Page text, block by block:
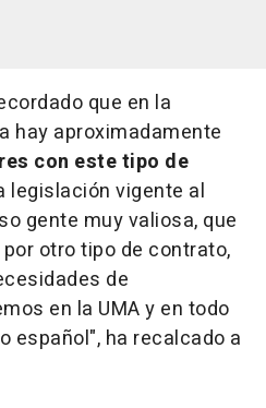
que en la
hay aproximadamente
con este tipo de
legislación vigente al
gente muy valiosa, que
otro tipo de contrato,
de
en la UMA y en todo
español", ha recalcado a